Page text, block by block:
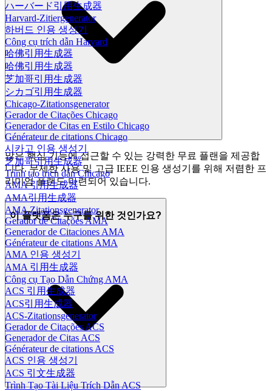
ハーバード引用生成器
Harvard-Zitiergenerator
하버드 인용 생성기
Công cụ trích dẫn Harvard
哈佛引用生成器
哈佛引用生成器
芝加哥引用生成器
シカゴ引用生成器
Chicago-Zitationsgenerator
Gerador de Citações Chicago
Generador de Citas en Estilo Chicago
Générateur de citations Chicago
시카고 인용 생성기
芝加哥引用生成器
Trình tạo trích dẫn Chicago
AMA 引用生成器
AMA引用生成器
AMA Zitationsgenerator
Gerador de Citações AMA
Generador de Citaciones AMA
Générateur de citations AMA
AMA 인용 생성기
AMA 引用生成器
Công cụ Tạo Dẫn Chứng AMA
ACS 引用生成器
ACS引用生成器
ACS-Zitationsgenerator
Gerador de Citações ACS
Generador de Citas ACS
Générateur de citations ACS
ACS 인용 생성기
ACS 引文生成器
Trình Tạo Tài Liệu Trích Dẫn ACS
많은 핵심 기능에 접근할 수 있는 강력한 무료 플랜을 제공합
니다. 무제한 사용 및 고급 IEEE 인용 생성기를 위해 저렴한 프
리미엄 플랜도 마련되어 있습니다.
이 플랫폼은 누구를 위한 것인가요?